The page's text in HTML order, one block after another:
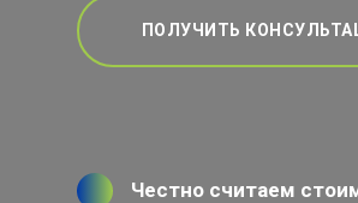
ПОЛУЧИТЬ
Честно считаем